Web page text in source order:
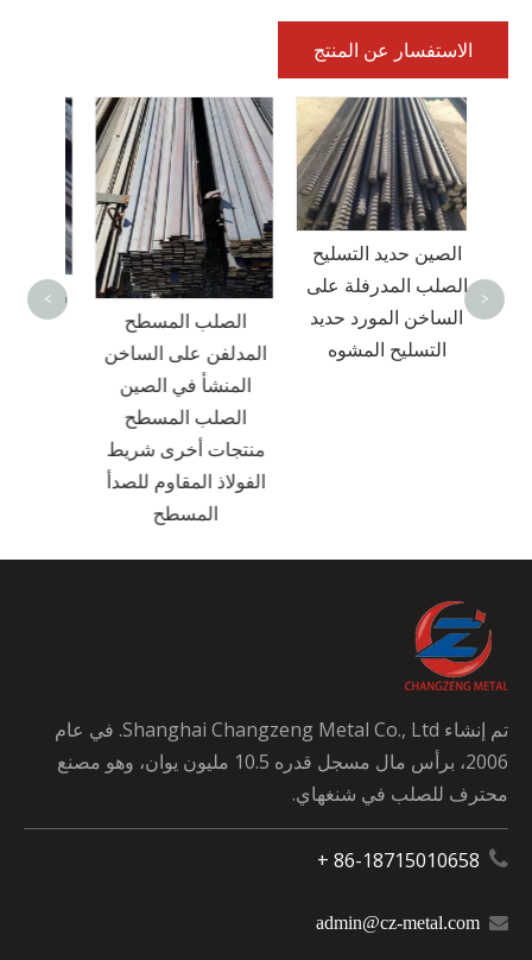
الاستفسار عن المنتج
شريط
الصلب المسطح
المدلفن على الساخن
المنشأ في الصين
الصلب المسطح
منتجات أخرى شريط
الفولاذ المقاوم للصدأ
المسطح
الصين حديد التسليح
الصلب المدرفلة على
الساخن المورد حديد
التسليح المشوه
< >
تم إنشاء Shanghai Changzeng Metal Co., Ltd. في عام
2006، برأس مال مسجل قدره 10.5 مليون يوان، وهو مصنع
محترف للصلب في شنغهاي.

86-18715010658 +

admin@cz-metal.com